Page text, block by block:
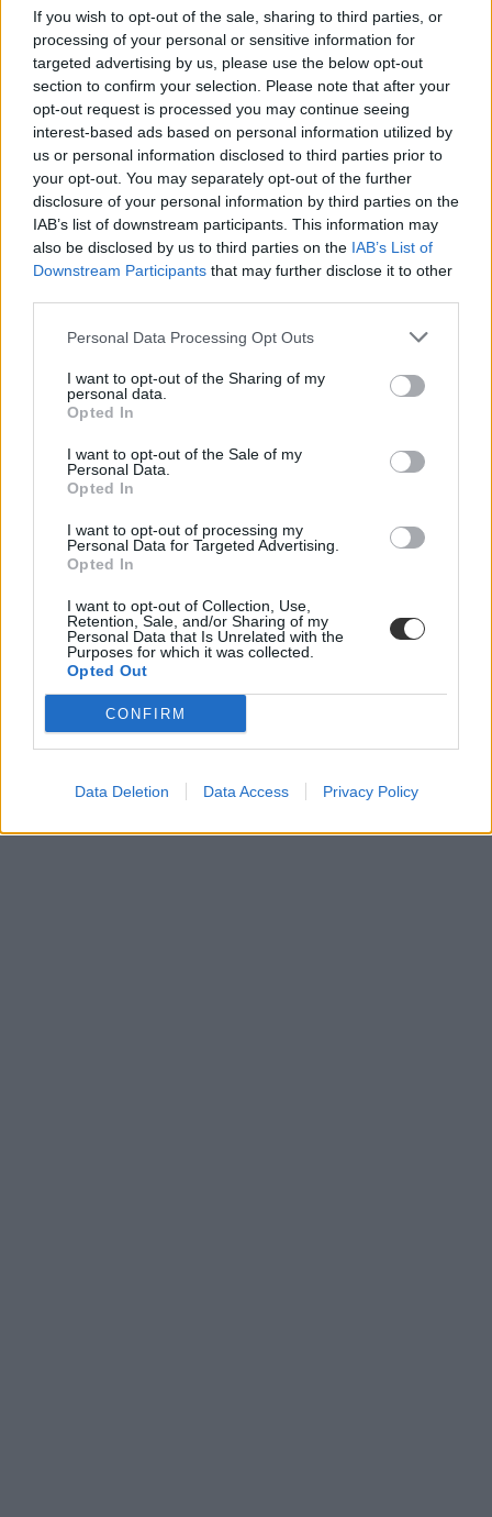
If you wish to opt-out of the sale, sharing to third parties, or
processing of your personal or sensitive information for
targeted advertising by us, please use the below opt-out
section to confirm your selection. Please note that after your
opt-out request is processed you may continue seeing
interest-based ads based on personal information utilized by
us or personal information disclosed to third parties prior to
your opt-out. You may separately opt-out of the further
disclosure of your personal information by third parties on the
IAB’s list of downstream participants. This information may
also be disclosed by us to third parties on the IAB’s List of
Downstream Participants that may further disclose it to other
Personal Data Processing Opt Outs
I want to opt-out of the Sharing of my
personal data.
Opted In
I want to opt-out of the Sale of my
Personal Data.
Opted In
I want to opt-out of processing my
Personal Data for Targeted Advertising.
Opted In
I want to opt-out of Collection, Use,
Retention, Sale, and/or Sharing of my
Personal Data that Is Unrelated with the
Purposes for which it was collected.
Opted Out
CONFIRM
Data Deletion Data Access Privacy Policy
nyelvvizsgadíj visszaigénylés
nyelvvizsga-bizonyítvány
nyelvvizsga díjának visszaigénylése